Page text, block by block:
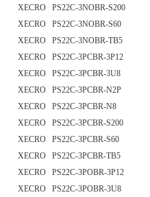
XECRO PS22C-3NOBR-S200
XECRO PS22C-3NOBR-S60
XECRO PS22C-3NOBR-TB5
XECRO PS22C-3PCBR-3P12
XECRO PS22C-3PCBR-3U8
XECRO PS22C-3PCBR-N2P
XECRO PS22C-3PCBR-N8
XECRO PS22C-3PCBR-S200
XECRO PS22C-3PCBR-S60
XECRO PS22C-3PCBR-TB5
XECRO PS22C-3POBR-3P12
XECRO PS22C-3POBR-3U8